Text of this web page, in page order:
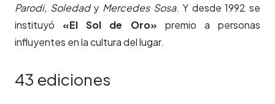
Parodi, Soledady Mercedes Sosa. Y desde 1992 se
instituyó «El Sol de Oro» premio a personas
influyentes en la cultura del lugar.
43 ediciones